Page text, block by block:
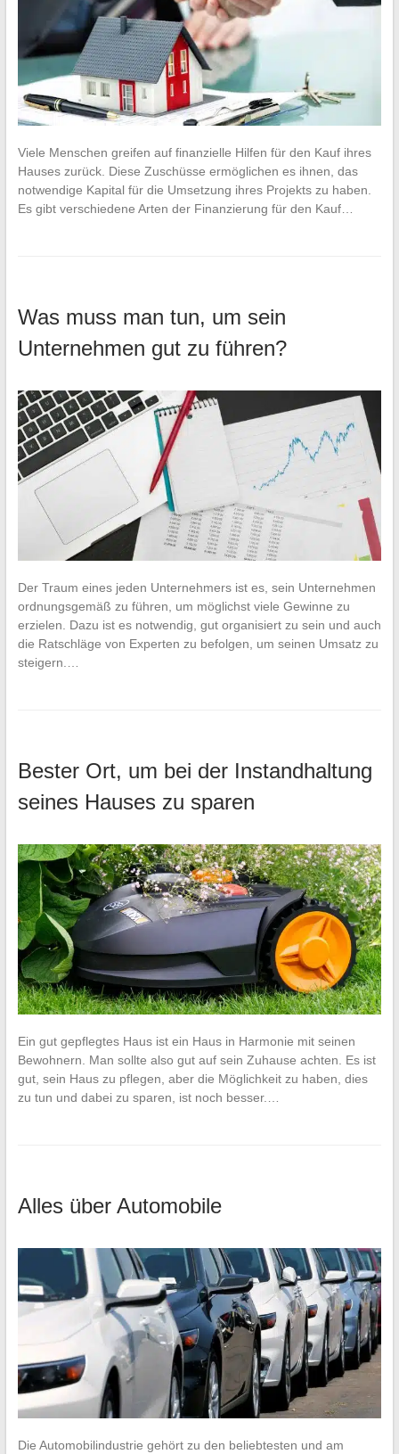
Viele Menschen greifen auf finanzielle Hilfen für den Kauf ihres
Hauses zurück. Diese Zuschüsse ermöglichen es ihnen, das
notwendige Kapital für die Umsetzung ihres Projekts zu haben.
Es gibt verschiedene Arten der Finanzierung für den Kauf…
Was muss man tun, um sein
Unternehmen gut zu führen?
Der Traum eines jeden Unternehmers ist es, sein Unternehmen
ordnungsgemäß zu führen, um möglichst viele Gewinne zu
erzielen. Dazu ist es notwendig, gut organisiert zu sein und auch
die Ratschläge von Experten zu befolgen, um seinen Umsatz zu
steigern.…
Bester Ort, um bei der Instandhaltung
seines Hauses zu sparen
Ein gut gepflegtes Haus ist ein Haus in Harmonie mit seinen
Bewohnern. Man sollte also gut auf sein Zuhause achten. Es ist
gut, sein Haus zu pflegen, aber die Möglichkeit zu haben, dies
zu tun und dabei zu sparen, ist noch besser.…
Alles über Automobile
Die Automobilindustrie gehört zu den beliebtesten und am